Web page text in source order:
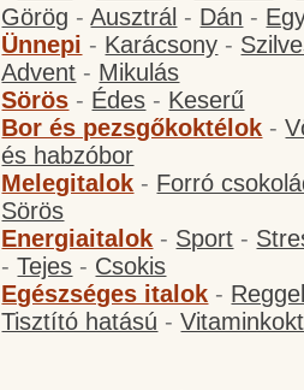
Görög -Ausztrál - Dán -
Ünnepi - Karácsony -
Advent - Mikulás
Sörös - Édes - Keserű
Bor és pezsgőkoktélok -
és habzóbor
Melegitalok - Forró
Sörös
Energiaitalok - Sport -
-Tejes - Csokis
Egészséges italok -
Tisztító hatású -